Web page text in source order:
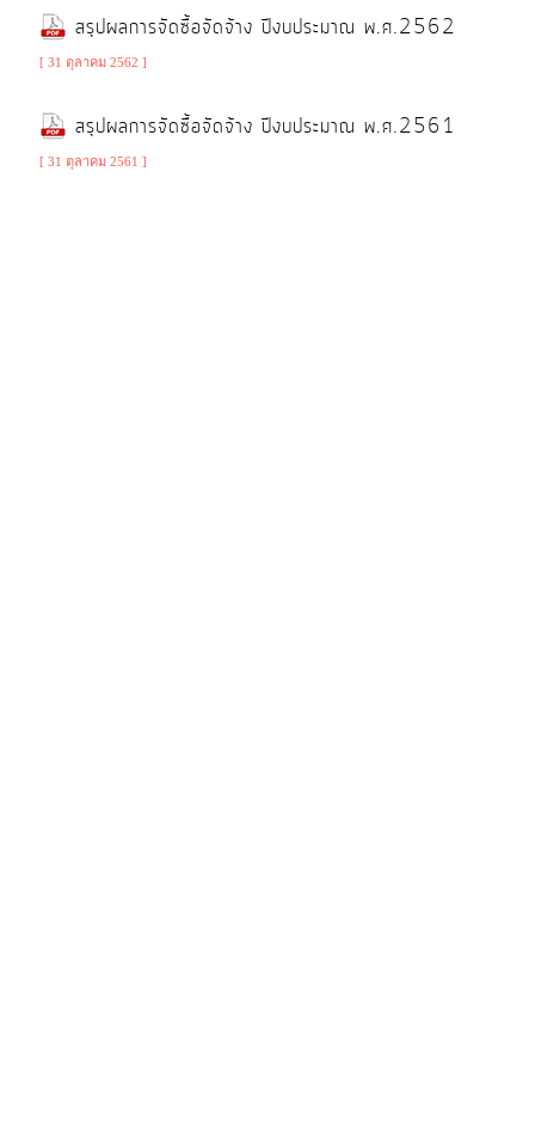
สรุปผลการจัดซื้อจัดจ้าง ปีงบประมาณ พ.ศ.2562
[ 31 ตุลาคม 2562 ]
สรุปผลการจัดซื้อจัดจ้าง ปีงบประมาณ พ.ศ.2561
[ 31 ตุลาคม 2561 ]